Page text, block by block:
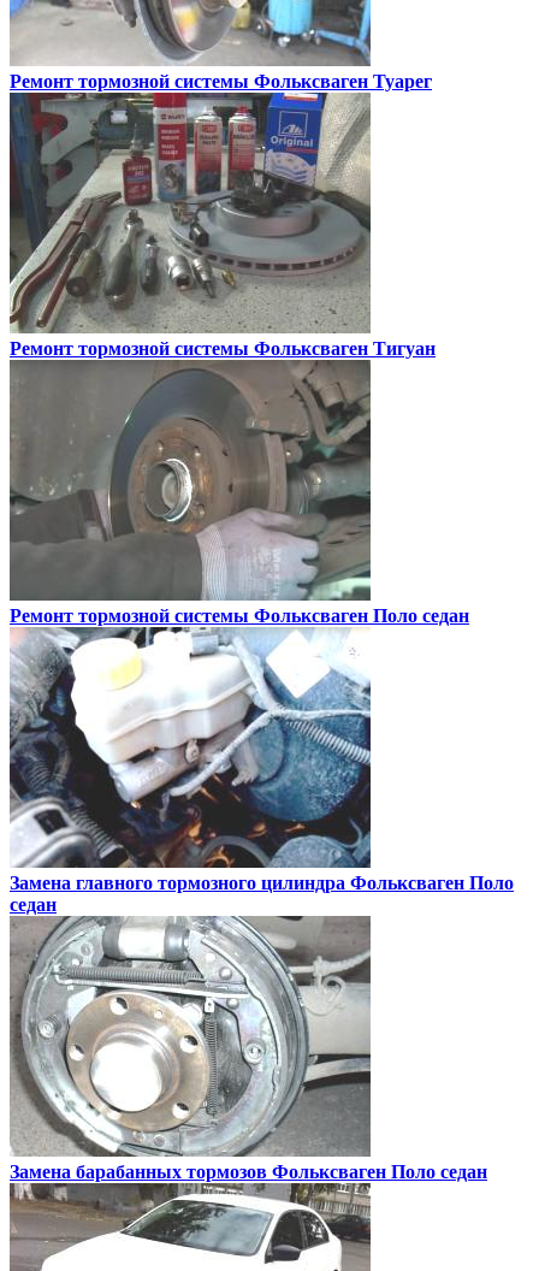
Ремонт тормозной системы Фольксваген Туарег
Ремонт тормозной системы Фольксваген Тигуан
Ремонт тормозной системы Фольксваген Поло седан
Замена главного тормозного цилиндра Фольксваген Поло
седан
Замена барабанных тормозов Фольксваген Поло седан